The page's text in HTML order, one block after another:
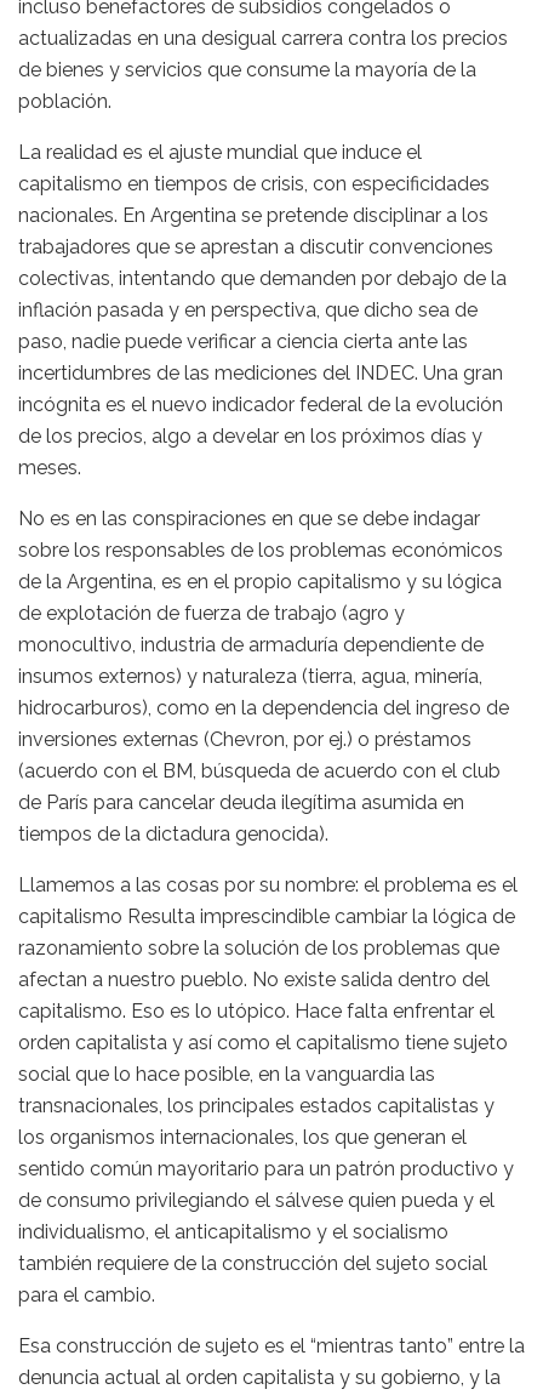
incluso benefactores de subsidios congelados o
actualizadas en una desigual carrera contra los precios
de bienes y servicios que consume la mayoría de la
población.
La realidad es el ajuste mundial que induce el
capitalismo en tiempos de crisis, con especificidades
nacionales. En Argentina se pretende disciplinar a los
trabajadores que se aprestan a discutir convenciones
colectivas, intentando que demanden por debajo de la
inflación pasada y en perspectiva, que dicho sea de
paso, nadie puede verificar a ciencia cierta ante las
incertidumbres de las mediciones del INDEC. Una gran
incógnita es el nuevo indicador federal de la evolución
de los precios, algo a develar en los próximos días y
meses.
No es en las conspiraciones en que se debe indagar
sobre los responsables de los problemas económicos
de la Argentina, es en el propio capitalismo y su lógica
de explotación de fuerza de trabajo (agro y
monocultivo, industria de armaduría dependiente de
insumos externos) y naturaleza (tierra, agua, minería,
hidrocarburos), como en la dependencia del ingreso de
inversiones externas (Chevron, por ej.) o préstamos
(acuerdo con el BM, búsqueda de acuerdo con el club
de París para cancelar deuda ilegítima asumida en
tiempos de la dictadura genocida).
Llamemos a las cosas por su nombre: el problema es el
capitalismo Resulta imprescindible cambiar la lógica de
razonamiento sobre la solución de los problemas que
afectan a nuestro pueblo. No existe salida dentro del
capitalismo. Eso es lo utópico. Hace falta enfrentar el
orden capitalista y así como el capitalismo tiene sujeto
social que lo hace posible, en la vanguardia las
transnacionales, los principales estados capitalistas y
los organismos internacionales, los que generan el
sentido común mayoritario para un patrón productivo y
de consumo privilegiando el sálvese quien pueda y el
individualismo, el anticapitalismo y el socialismo
también requiere de la construcción del sujeto social
para el cambio.
Esa construcción de sujeto es el “mientras tanto” entre la
denuncia actual al orden capitalista y su gobierno, y la